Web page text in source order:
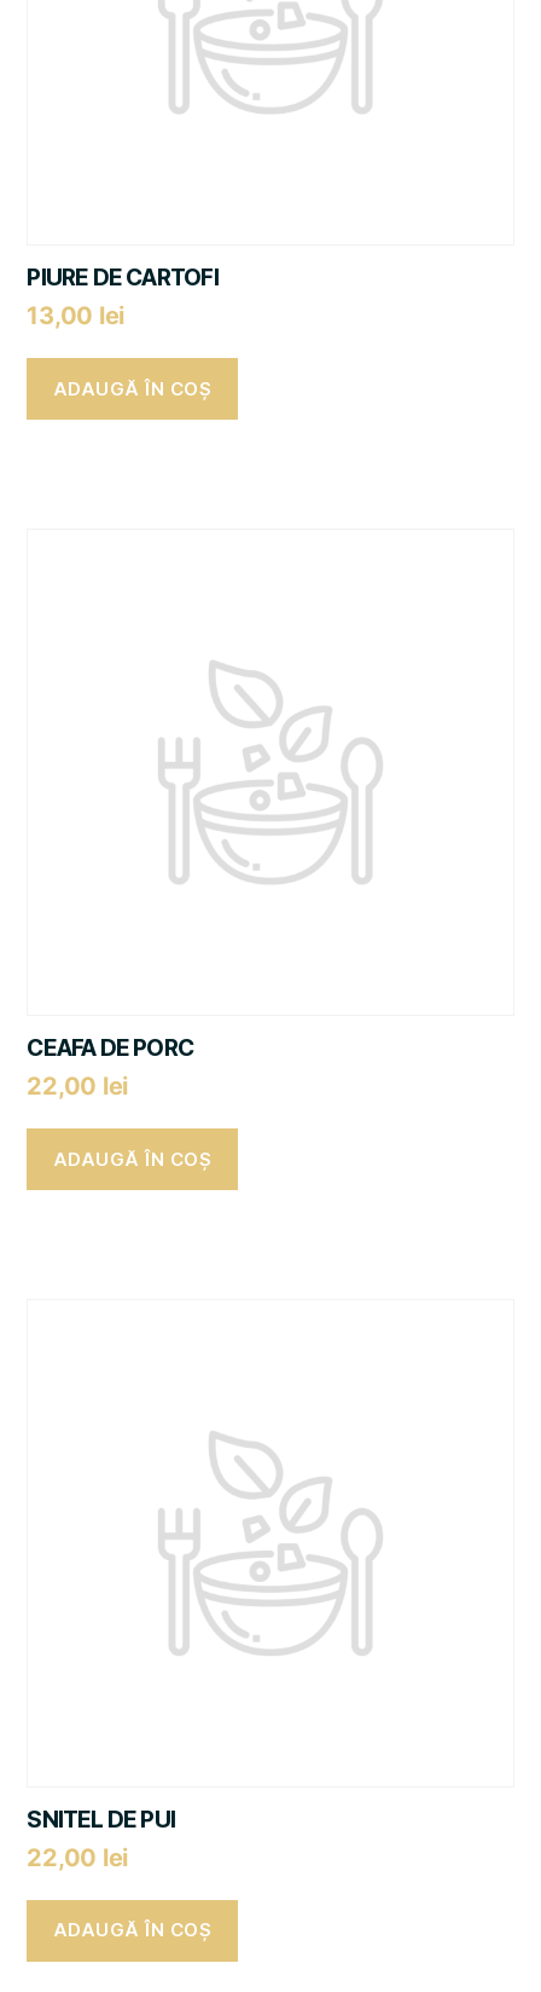
PIURE DE CARTOFI
13,00 lei
ADAUGĂ ÎN COȘ
CEAFA DE PORC
22,00 lei
ADAUGĂ ÎN COȘ
SNITEL DE PUI
22,00 lei
ADAUGĂ ÎN COȘ